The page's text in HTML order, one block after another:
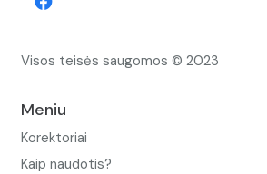
Visos teisės saugomos © 2023
Meniu
Korektoriai
Kaip naudotis?